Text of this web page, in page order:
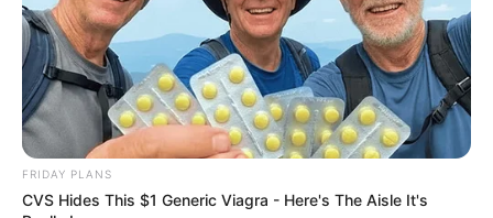
FRIDAY PLANS
CVS Hides This $1 Generic Viagra - Here's The Aisle It's